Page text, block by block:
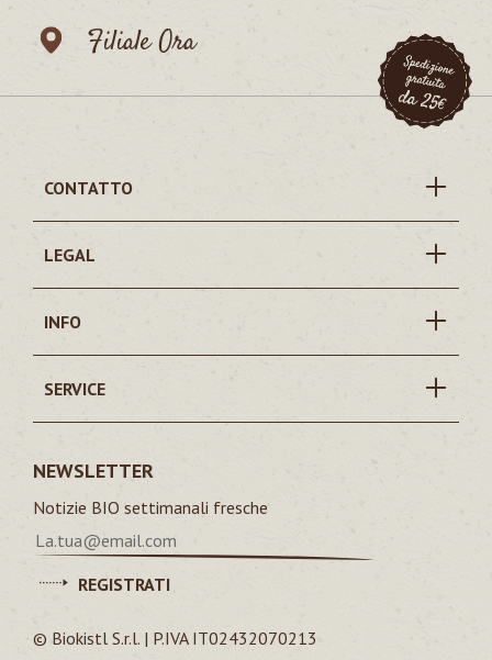
Filiale Ora
CONTATTO
LEGAL
INFO
SERVICE
NEWSLETTER
Notizie BIO settimanali fresche
REGISTRATI
© Biokistl S.r.l. | P.IVA IT02432070213